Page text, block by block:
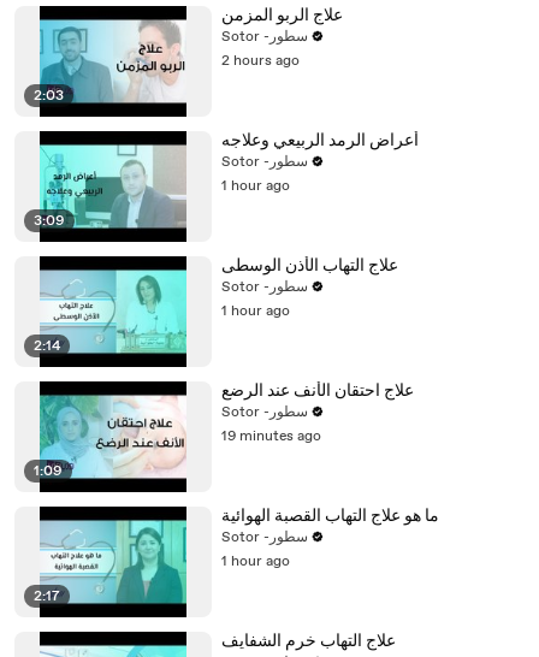
2:03
علاج الربو المزمن
Sotor -سطور
2 hours ago
3:09
أعراض الرمد الربيعي وعلاجه
Sotor -سطور
1 hour ago
2:14
علاج التهاب الأذن الوسطى
Sotor -سطور
1 hour ago
1:09
علاج احتقان الأنف عند الرضع
Sotor -سطور
19 minutes ago
2:17
ما هو علاج التهاب القصبة الهوائية
Sotor -سطور
1 hour ago
علاج التهاب خرم الشفايف